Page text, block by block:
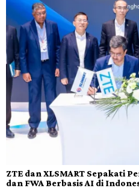
ZTE dan XLSMART Sepakati
dan FWA Berbasis AI di